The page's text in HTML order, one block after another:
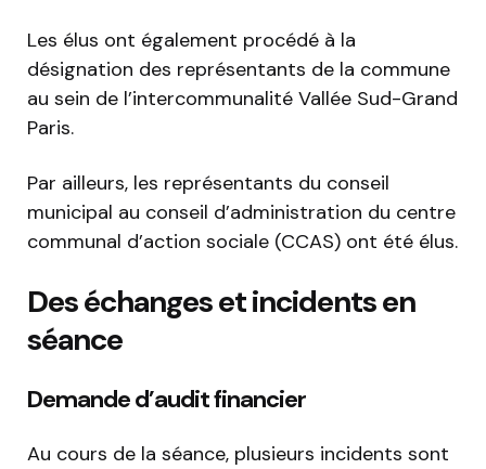
Les élus ont également procédé à la
désignation des représentants de la commune
au sein de l’intercommunalité Vallée Sud-Grand
Paris.
Par ailleurs, les représentants du conseil
municipal au conseil d’administration du centre
communal d’action sociale (CCAS) ont été élus.
Des échanges et incidents en
séance
Demande d’audit financier
Au cours de la séance, plusieurs incidents sont